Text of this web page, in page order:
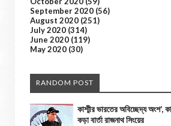
September 2020 (56)
August 2020 (251)
July 2020 (314)
June 2020 (119)
May 2020 (30)
RANDOM POST
কাশ্মীর ভারতের অবিচ্ছেদ্য অংশ’,
কড়া বার্তা রাজনাথ সিংয়ের